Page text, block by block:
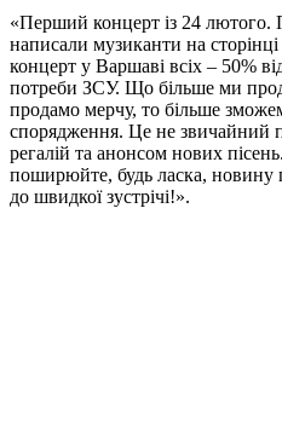
«Перший концерт із 24 лютого.
написали музиканти на
концерт у Варшаві всіх – 50%
потреби ЗСУ. Що більше ми
продамо мерчу, то більше
спорядження. Це не звичайний
регалій та анонсом нових
поширюйте, будь ласка, новину
до швидкої зустрічі!».